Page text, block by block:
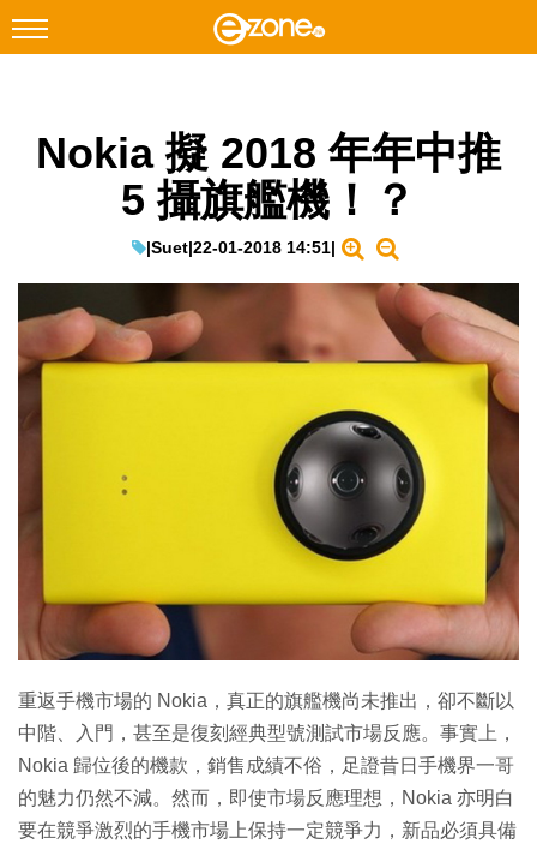
Facebook Instagram
遊戲動漫
教學評測
EduTech
IT Times
生成式AI與雲端應用
Enterprise Digital Transformation
Nokia 擬 2018 年年中推
5 攝旗艦機！？
|Suet|22-01-2018 14:51|
重返手機市場的 Nokia，真正的旗艦機尚未推出，卻不斷以
中階、入門，甚至是復刻經典型號測試市場反應。事實上，
Nokia 歸位後的機款，銷售成績不俗，足證昔日手機界一哥
的魅力仍然不減。然而，即使市場反應理想，Nokia 亦明白
要在競爭激烈的手機市場上保持一定競爭力，新品必須具備